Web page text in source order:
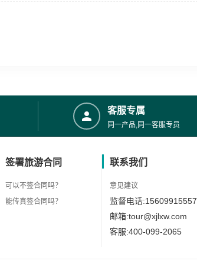
客服专属
同一产品,同一客服专员
签署旅游合同
可以不签合同吗？
能传真签合同吗？
联系我们
意见建议
监督电话:15609915557
邮箱:tour@xjlxw.com
客服:400-099-2065